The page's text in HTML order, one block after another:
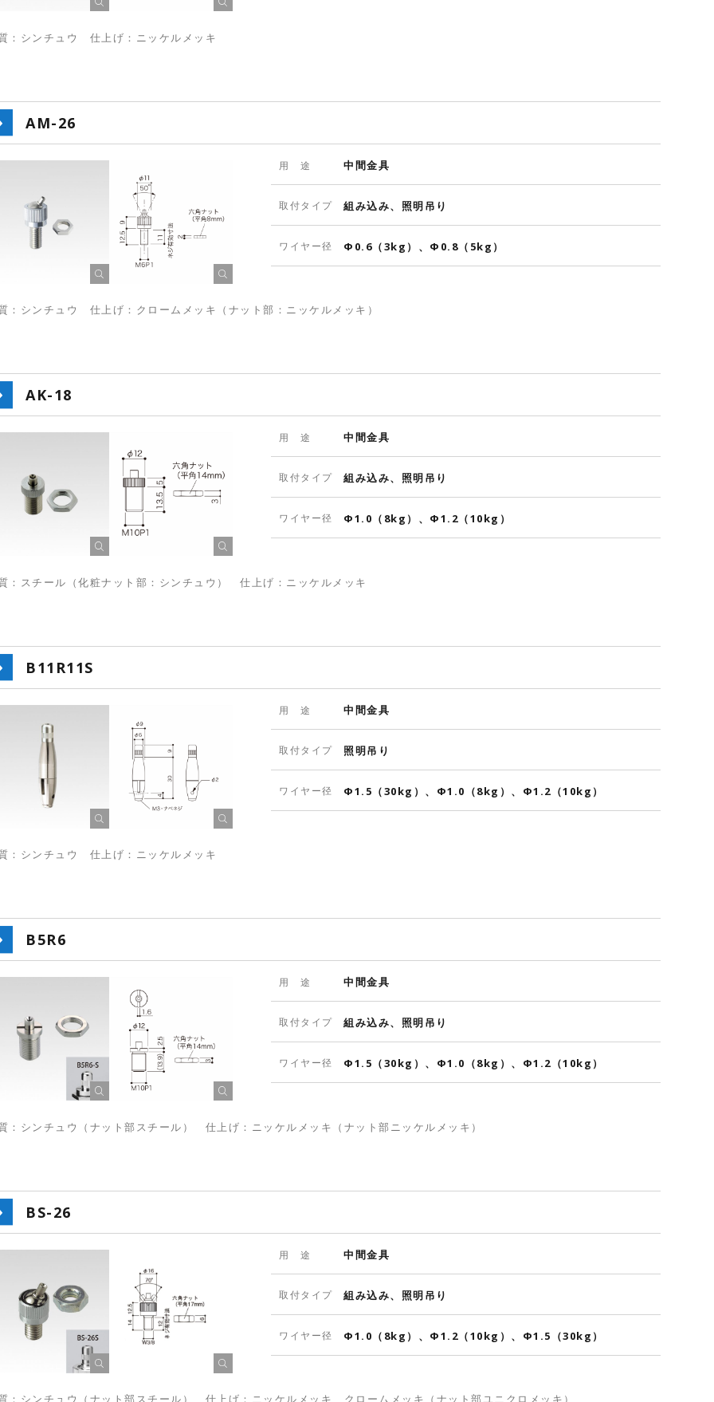
：シンチュウ 仕上げ：ニッケルメッキ
AM-26
用 途 中間金具
取付タイプ 組み込み、照明吊り
ワイヤー径 Φ0.6（3kg）、Φ0.8（5kg）
：シンチュウ 仕上げ：クロームメッキ（ナット部：ニッケルメッキ）
AK-18
用 途 中間金具
取付タイプ 組み込み、照明吊り
ワイヤー径 Φ1.0（8kg）、Φ1.2（10kg）
：スチール（化粧ナット部：シンチュウ） 仕上げ：ニッケルメッキ
B11R11S
用 途 中間金具
取付タイプ 照明吊り
ワイヤー径 Φ1.5（30kg）、Φ1.0（8kg）、Φ1.2（10kg）
：シンチュウ 仕上げ：ニッケルメッキ
B5R6
用 途 中間金具
取付タイプ 組み込み、照明吊り
ワイヤー径 Φ1.5（30kg）、Φ1.0（8kg）、Φ1.2（10kg）
：シンチュウ（ナット部スチール） 仕上げ：ニッケルメッキ（ナット部ニッケルメッキ）
BS-26
用 途 中間金具
取付タイプ 組み込み、照明吊り
ワイヤー径 Φ1.0（8kg）、Φ1.2（10kg）、Φ1.5（30kg）
：シンチュウ（ナット部スチール） 仕上げ：ニッケルメッキ、クロームメッキ（ナット部ユニクロメッキ）